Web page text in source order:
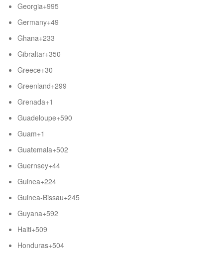
Georgia+995
Germany+49
Ghana+233
Gibraltar+350
Greece+30
Greenland+299
Grenada+1
Guadeloupe+590
Guam+1
Guatemala+502
Guernsey+44
Guinea+224
Guinea-Bissau+245
Guyana+592
Haiti+509
Honduras+504